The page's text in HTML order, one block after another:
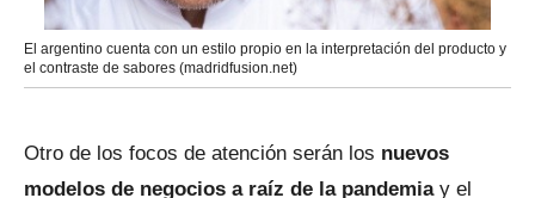
El argentino cuenta con un estilo propio en la interpretación del producto y
el contraste de sabores (madridfusion.net)
Otro de los focos de atención serán los nuevos
modelos de negocios a raíz de la pandemiay el